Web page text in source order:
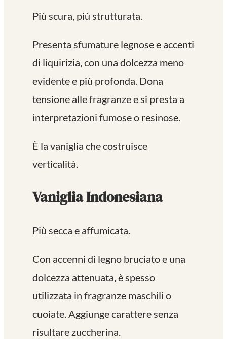
Più scura, più strutturata.
Presenta sfumature legnose e accenti
di liquirizia, con una dolcezza meno
evidente e più profonda. Dona
tensione alle fragranze e si presta a
interpretazioni fumose o resinose.
È la vaniglia che costruisce
verticalità.
Vaniglia Indonesiana
Più secca e affumicata.
Con accenni di legno bruciato e una
dolcezza attenuata, è spesso
utilizzata in fragranze maschili o
cuoiate. Aggiunge carattere senza
risultare zuccherina.